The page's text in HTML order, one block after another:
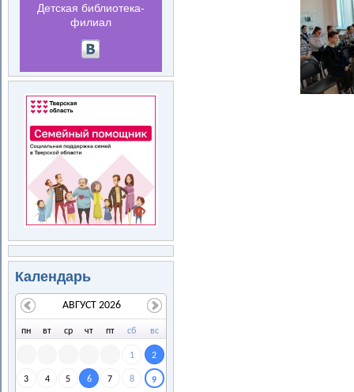
Детская библиотека-
филиал
Календарь
пн вт ср чт пт сб вс
1 2
3 4 5 6 7 8 9
АВГУСТ 2026